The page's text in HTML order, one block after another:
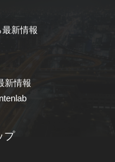
新情報
新情報
プ